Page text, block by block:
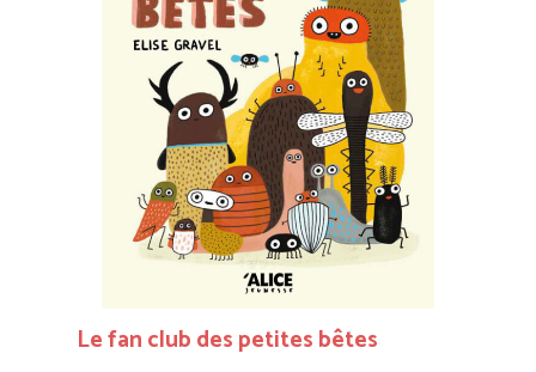
Le fan club des petites bêtes